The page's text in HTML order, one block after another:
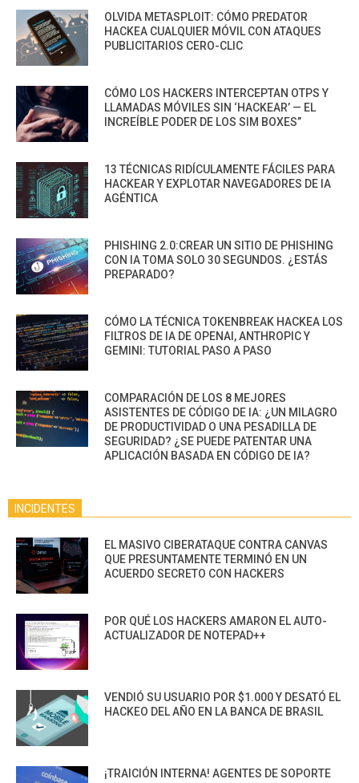
OLVIDA METASPLOIT: CÓMO PREDATOR
HACKEA CUALQUIER MÓVIL CON ATAQUES
PUBLICITARIOS CERO-CLIC
CÓMO LOS HACKERS INTERCEPTAN OTPS Y
LLAMADAS MÓVILES SIN ‘HACKEAR’ — EL
INCREÍBLE PODER DE LOS SIM BOXES”
13 TÉCNICAS RIDÍCULAMENTE FÁCILES PARA
HACKEAR Y EXPLOTAR NAVEGADORES DE IA
AGÉNTICA
PHISHING 2.0:CREAR UN SITIO DE PHISHING
CON IA TOMA SOLO 30 SEGUNDOS. ¿ESTÁS
PREPARADO?
CÓMO LA TÉCNICA TOKENBREAK HACKEA LOS
FILTROS DE IA DE OPENAI, ANTHROPIC Y
GEMINI: TUTORIAL PASO A PASO
COMPARACIÓN DE LOS 8 MEJORES
ASISTENTES DE CÓDIGO DE IA: ¿UN MILAGRO
DE PRODUCTIVIDAD O UNA PESADILLA DE
SEGURIDAD? ¿SE PUEDE PATENTAR UNA
APLICACIÓN BASADA EN CÓDIGO DE IA?
INCIDENTES
EL MASIVO CIBERATAQUE CONTRA CANVAS
QUE PRESUNTAMENTE TERMINÓ EN UN
ACUERDO SECRETO CON HACKERS
POR QUÉ LOS HACKERS AMARON EL AUTO-
ACTUALIZADOR DE NOTEPAD++
VENDIÓ SU USUARIO POR $1.000 Y DESATÓ EL
HACKEO DEL AÑO EN LA BANCA DE BRASIL
¡TRAICIÓN INTERNA! AGENTES DE SOPORTE